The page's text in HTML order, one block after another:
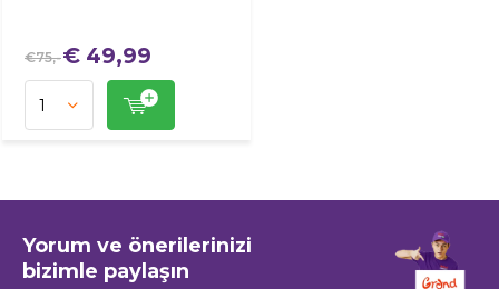
€75,-€ 49,99
Yorum ve önerilerinizi
bizimle paylaşın